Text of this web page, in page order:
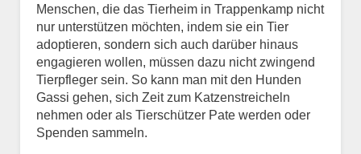
Menschen, die das Tierheim in Trappenkamp nicht
nur unterstützen möchten, indem sie ein Tier
adoptieren, sondern sich auch darüber hinaus
engagieren wollen, müssen dazu nicht zwingend
Tierpfleger sein. So kann man mit den Hunden
Gassi gehen, sich Zeit zum Katzenstreicheln
nehmen oder als Tierschützer Pate werden oder
Spenden sammeln.